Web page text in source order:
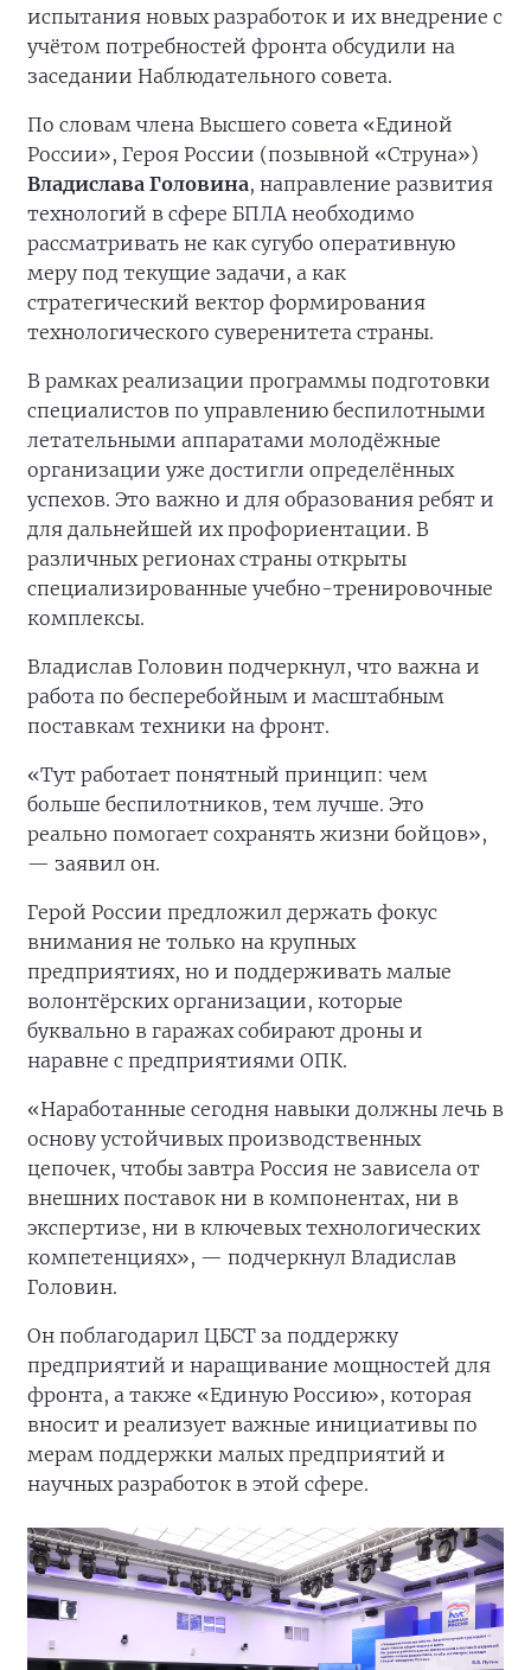
испытания новых разработок и их внедрение с
учётом потребностей фронта обсудили на
заседании Наблюдательного совета.
По словам члена Высшего совета «Единой
России», Героя России (позывной «Струна»)
Владислава Головина, направление развития
технологий в сфере БПЛА необходимо
рассматривать не как сугубо оперативную
меру под текущие задачи, а как
стратегический вектор формирования
технологического суверенитета страны.
В рамках реализации программы подготовки
специалистов по управлению беспилотными
летательными аппаратами молодёжные
организации уже достигли определённых
успехов. Это важно и для образования ребят и
для дальнейшей их профориентации. В
различных регионах страны открыты
специализированные учебно-тренировочные
комплексы.
Владислав Головин подчеркнул, что важна и
работа по бесперебойным и масштабным
поставкам техники на фронт.
«Тут работает понятный принцип: чем
больше беспилотников, тем лучше. Это
реально помогает сохранять жизни бойцов»,
— заявил он.
Герой России предложил держать фокус
внимания не только на крупных
предприятиях, но и поддерживать малые
волонтёрских организации, которые
буквально в гаражах собирают дроны и
наравне с предприятиями ОПК.
«Наработанные сегодня навыки должны лечь в
основу устойчивых производственных
цепочек, чтобы завтра Россия не зависела от
внешних поставок ни в компонентах, ни в
экспертизе, ни в ключевых технологических
компетенциях», — подчеркнул Владислав
Головин.
Он поблагодарил ЦБСТ за поддержку
предприятий и наращивание мощностей для
фронта, а также «Единую Россию», которая
вносит и реализует важные инициативы по
мерам поддержки малых предприятий и
научных разработок в этой сфере.